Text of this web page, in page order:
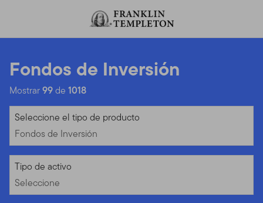
Fondos de Inversión
Mostrar99de 1018
Fondos de Inversión
Seleccione el tipo de producto
Fondos de Inversión
Seleccione
Tipo de activo
Seleccione